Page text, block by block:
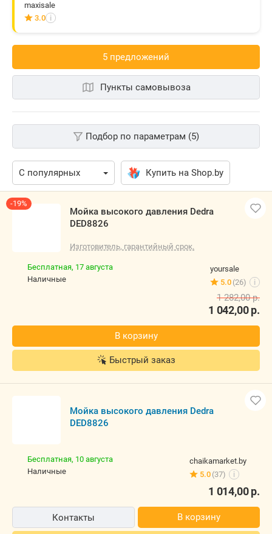
maxisale
3.0 i
5 предложений
Пункты самовывоза
Подбор по параметрам (5)
Купить на Shop.by
-19%
Мойка высокого давления Dedra
DED8826
Изготовитель, гарантийный срок.
yoursale
5.0 (26) i
Бесплатная, 17 августа
наличные
1 042,00р.
1 282,00р.
В корзину
Быстрый заказ
Мойка высокого давления Dedra
DED8826
chaikamarket.by
5.0 (37) i
Бесплатная, 10 августа
наличные
1 014,00р.
Контакты В корзину